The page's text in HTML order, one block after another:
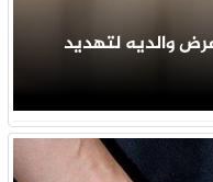
والديه لتهديد